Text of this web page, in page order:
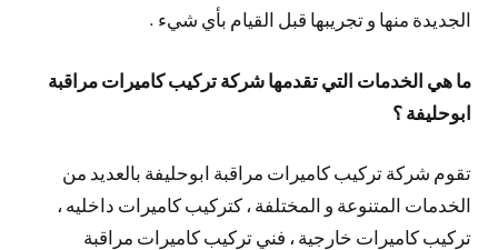
الجديدة منها و تجريبها قبل القيام بأي شيء .
ما هي الخدمات التي تقدمها شركة تركيب كاميرات مراقبة
ابوحليفة ؟
تقوم شركة تركيب كاميرات مراقبة ابوحليفة بالعديد من
الخدمات المتنوعة و المختلفة ، كتركيب كاميرات داخليه ،
تركيب كاميرات خارجية ، فني تركيب كاميرات مراقبة